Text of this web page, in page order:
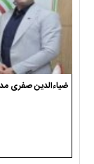
ضیاءالدین صفری